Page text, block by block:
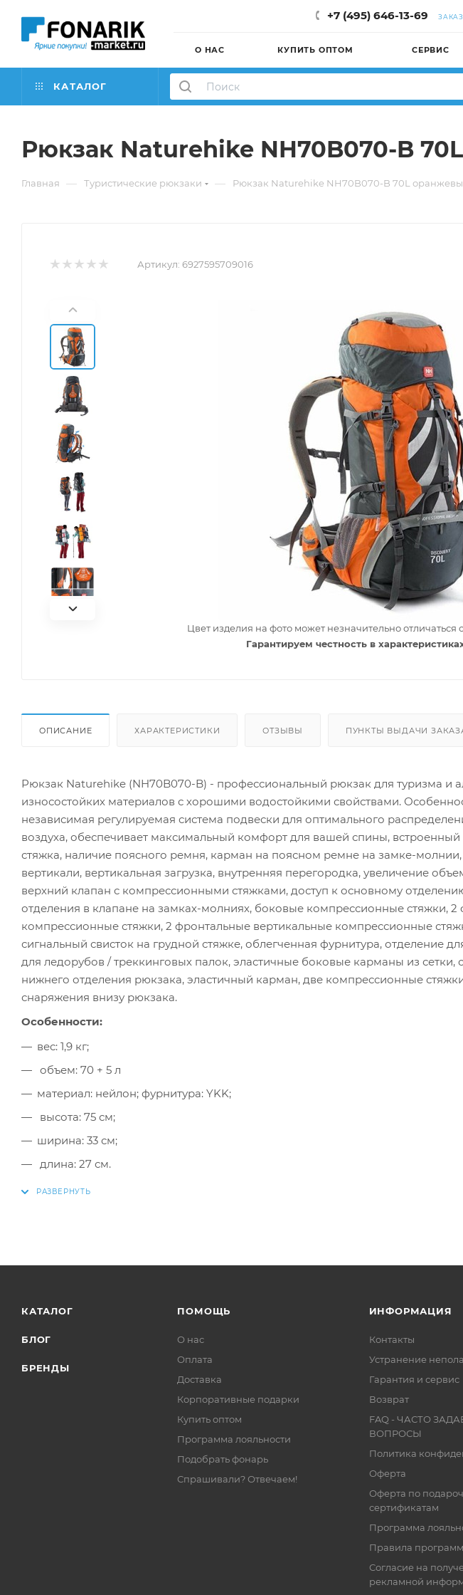
+7 (495) 646-13-69
О НАС КУПИТЬ ОПТОМ СЕРВИС
КАТАЛОГ
Рюкзак Naturehike NH70B070-B
Главная — Туристические рюкзаки — Рюкзак Naturehike NH70B070-B 70L
Артикул: 6927595709016
Цвет изделия на фото может незначительно отличаться
Гарантируем честность в
ОПИСАНИЕ ХАРАКТЕРИСТИКИ ОТЗЫВЫ ПУНКТЫ ВЫДАЧИ
Рюкзак Naturehike (NH70B070-B) - профессиональный рюкзак для туризма и
износостойких материалов с хорошими водостойкими свойствами.
независимая регулируемая система подвески для оптимального
воздуха, обеспечивает максимальный комфорт для вашей спины, встроенный
стяжка, наличие поясного ремня, карман на поясном ремне на замке-
вертикали, вертикальная загрузка, внутренняя перегородка, увеличение
верхний клапан с компрессионными стяжками, доступ к основному
отделения в клапане на замках-молниях, боковые компрессионные стяжки,
компрессионные стяжки, 2 фронтальные вертикальные компрессионные
сигнальный свисток на грудной стяжке, облегченная фурнитура, отделение
для ледорубов / треккинговых палок, эластичные боковые карманы из
нижнего отделения рюкзака, эластичный карман, две компрессионные
снаряжения внизу рюкзака.
Особенности:
вес: 1,9 кг;
объем: 70 + 5 л
материал: нейлон; фурнитура: YKK;
высота: 75 см;
ширина: 33 см;
длина: 27 см.
КАТАЛОГ
БЛОГ
БРЕНДЫ
ПОМОЩЬ
О нас
Оплата
Доставка
Корпоративные подарки
Купить оптом
Программа лояльности
Подобрать фонарь
Спрашивали? Отвечаем!
ИНФОРМАЦИЯ
Контакты
Устранение
Гарантия и сервис
Возврат
FAQ - ЧАСТО
ВОПРОСЫ
Политика
Оферта
Оферта по
сертификатам
Программа
Правила
Согласие на
рекламной